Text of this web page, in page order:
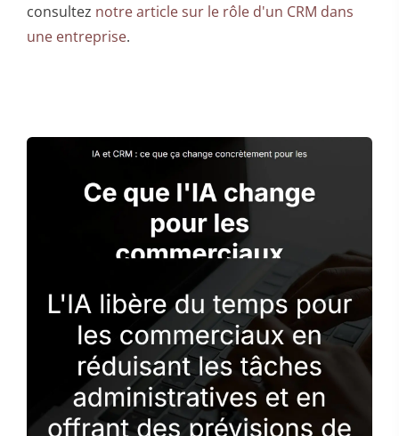
consultez notre article sur le rôle d'un CRM dans
une entreprise.